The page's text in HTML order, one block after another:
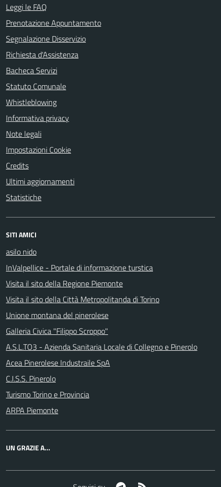
Leggi le FAQ
Prenotazione Appuntamento
Segnalazione Disservizio
Richiesta d'Assistenza
Bacheca Servizi
Statuto Comunale
Whistleblowing
Informativa privacy
Note legali
Impostazioni Cookie
Credits
Ultimi aggiornamenti
Statistiche
SITI AMICI
asilo nido
InValpellice - Portale di informazione turstica
Visita il sito della Regione Piemonte
Visita il sito della Città Metropolitanda di Torino
Unione montana del pinerolese
Galleria Civica "Filippo Scroppo"
A.S.L.TO3 - Azienda Sanitaria Locale di Collegno e Pinerolo
Acea Pinerolese Industraile SpA
C.I.S.S. Pinerolo
Turismo Torino e Provincia
ARPA Piemonte
UN GRAZIE A...